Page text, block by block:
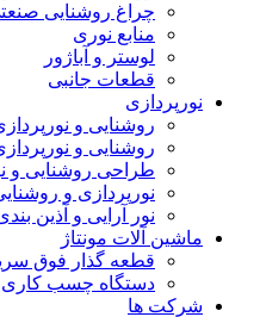
چراغ روشنایی
منابع نوری
لوستر و آباژور
قطعات جانبی
نورپردازی
روشنایی و
روشنایی و
طراحی روشنایی و
نورپردازی و
نور آرایی و آذین
ماشین آلات مونتاژ
قطعه گذار فوق
دستگاه چسب کاری
شرکت ها